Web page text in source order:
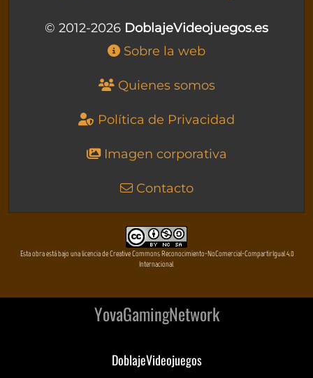
© 2012-2026 DoblajeVideojuegos.es
Sobre la web
Quienes somos
Política de Privacidad
Imagen corporativa
Contacto
Esta obra está bajo una licencia de Creative Commons Reconocimiento-NoComercial-CompartirIgual 4.0
Internacional
YovaGamingNetwork
DoblajeVideojuegos